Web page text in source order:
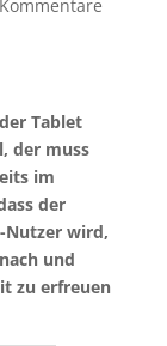
Tablet
der muss
im
der
Nutzer wird,
und
zu erfreuen